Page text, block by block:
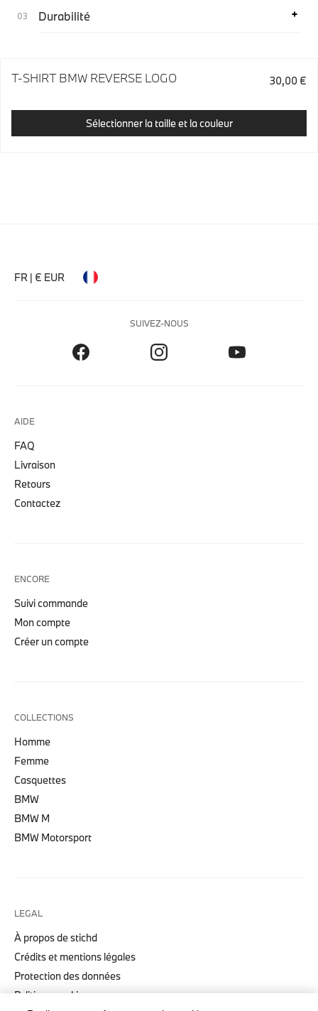
Durabilité
T-SHIRT BMW REVERSE LOGO 30,00 €
Sélectionner la taille et la couleur
FR | € EUR
SUIVEZ-NOUS
AIDE
FAQ
Livraison
Retours
Contactez
ENCORE
Suivi commande
Mon compte
Créer un compte
COLLECTIONS
Homme
Femme
Casquettes
BMW
BMW M
BMW Motorsport
LEGAL
À propos de stichd
Crédits et mentions légales
Protection des données
Politique cookies